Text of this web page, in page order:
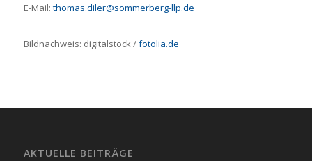
E-Mail: thomas.diler@sommerberg-llp.de
Bildnachweis: digitalstock/fotolia.de
AKTUELLE BEITRÄGE